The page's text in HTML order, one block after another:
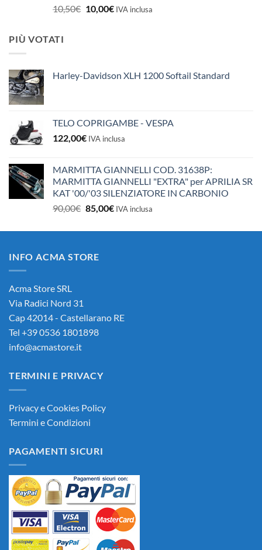
10,50€ Il
10,00€IlIVA inclusa
PIÙ VOTATI
Harley-Davidson XLH 1200 Softail Standard
TELO COPRIGAMBE - VESPA
122,00€ IVA inclusa
MARMITTA GIANNELLI COD. 31638P:
MARMITTA GIANNELLI "EXTRA" per APRILIA SR
KAT '00/'03 SILENZIATORE IN CARBONIO
90,00€ Il
originale
90,00€.
85,00€Il
attuale
IVA inclusa
INFO ACMA STORE
Acma Store SRL
Via Radici Nord 31
Cap 42014 - Castellarano RE
Tel +39 0536 1801898
info@acmastore.it
TERMINI E PRIVACY
Privacy e Cookies Policy
Termini e Condizioni
PAGAMENTI SICURI